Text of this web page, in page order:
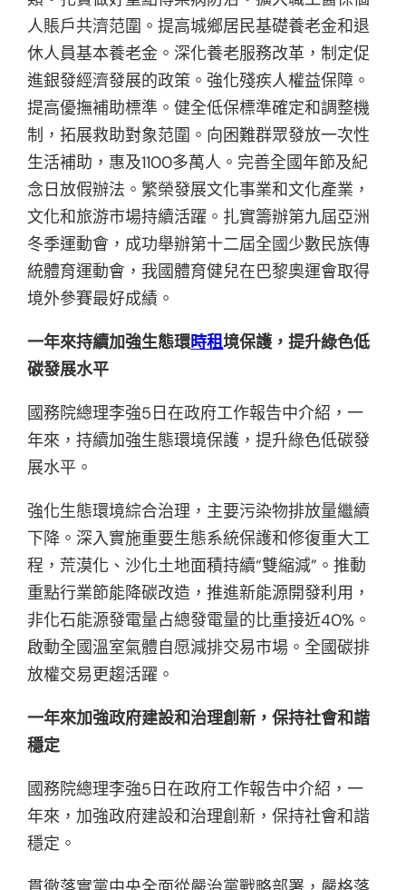
人賬戶共濟范圍。提高城鄉居民基礎養老金和退
休人員基本養老金。深化養老服務改革，制定促
進銀發經濟發展的政策。強化殘疾人權益保障。
提高優撫補助標準。健全低保標準確定和調整機
制，拓展救助對象范圍。向困難群眾發放一次性
生活補助，惠及1100多萬人。完善全國年節及紀
念日放假辦法。繁榮發展文化事業和文化產業，
文化和旅游市場持續活躍。扎實籌辦第九屆亞洲
冬季運動會，成功舉辦第十二屆全國少數民族傳
統體育運動會，我國體育健兒在巴黎奧運會取得
境外參賽最好成績。
一年來持續加強生態環時租境保護，提升綠色低
碳發展水平
國務院總理李強5日在政府工作報告中介紹，一
年來，持續加強生態環境保護，提升綠色低碳發
展水平。
強化生態環境綜合治理，主要污染物排放量繼續
下降。深入實施重要生態系統保護和修復重大工
程，荒漠化、沙化土地面積持續“雙縮減”。推動
重點行業節能降碳改造，推進新能源開發利用，
非化石能源發電量占總發電量的比重接近40%。
啟動全國溫室氣體自愿減排交易市場。全國碳排
放權交易更趨活躍。
一年來加強政府建設和治理創新，保持社會和諧
穩定
國務院總理李強5日在政府工作報告中介紹，一
年來，加強政府建設和治理創新，保持社會和諧
穩定。